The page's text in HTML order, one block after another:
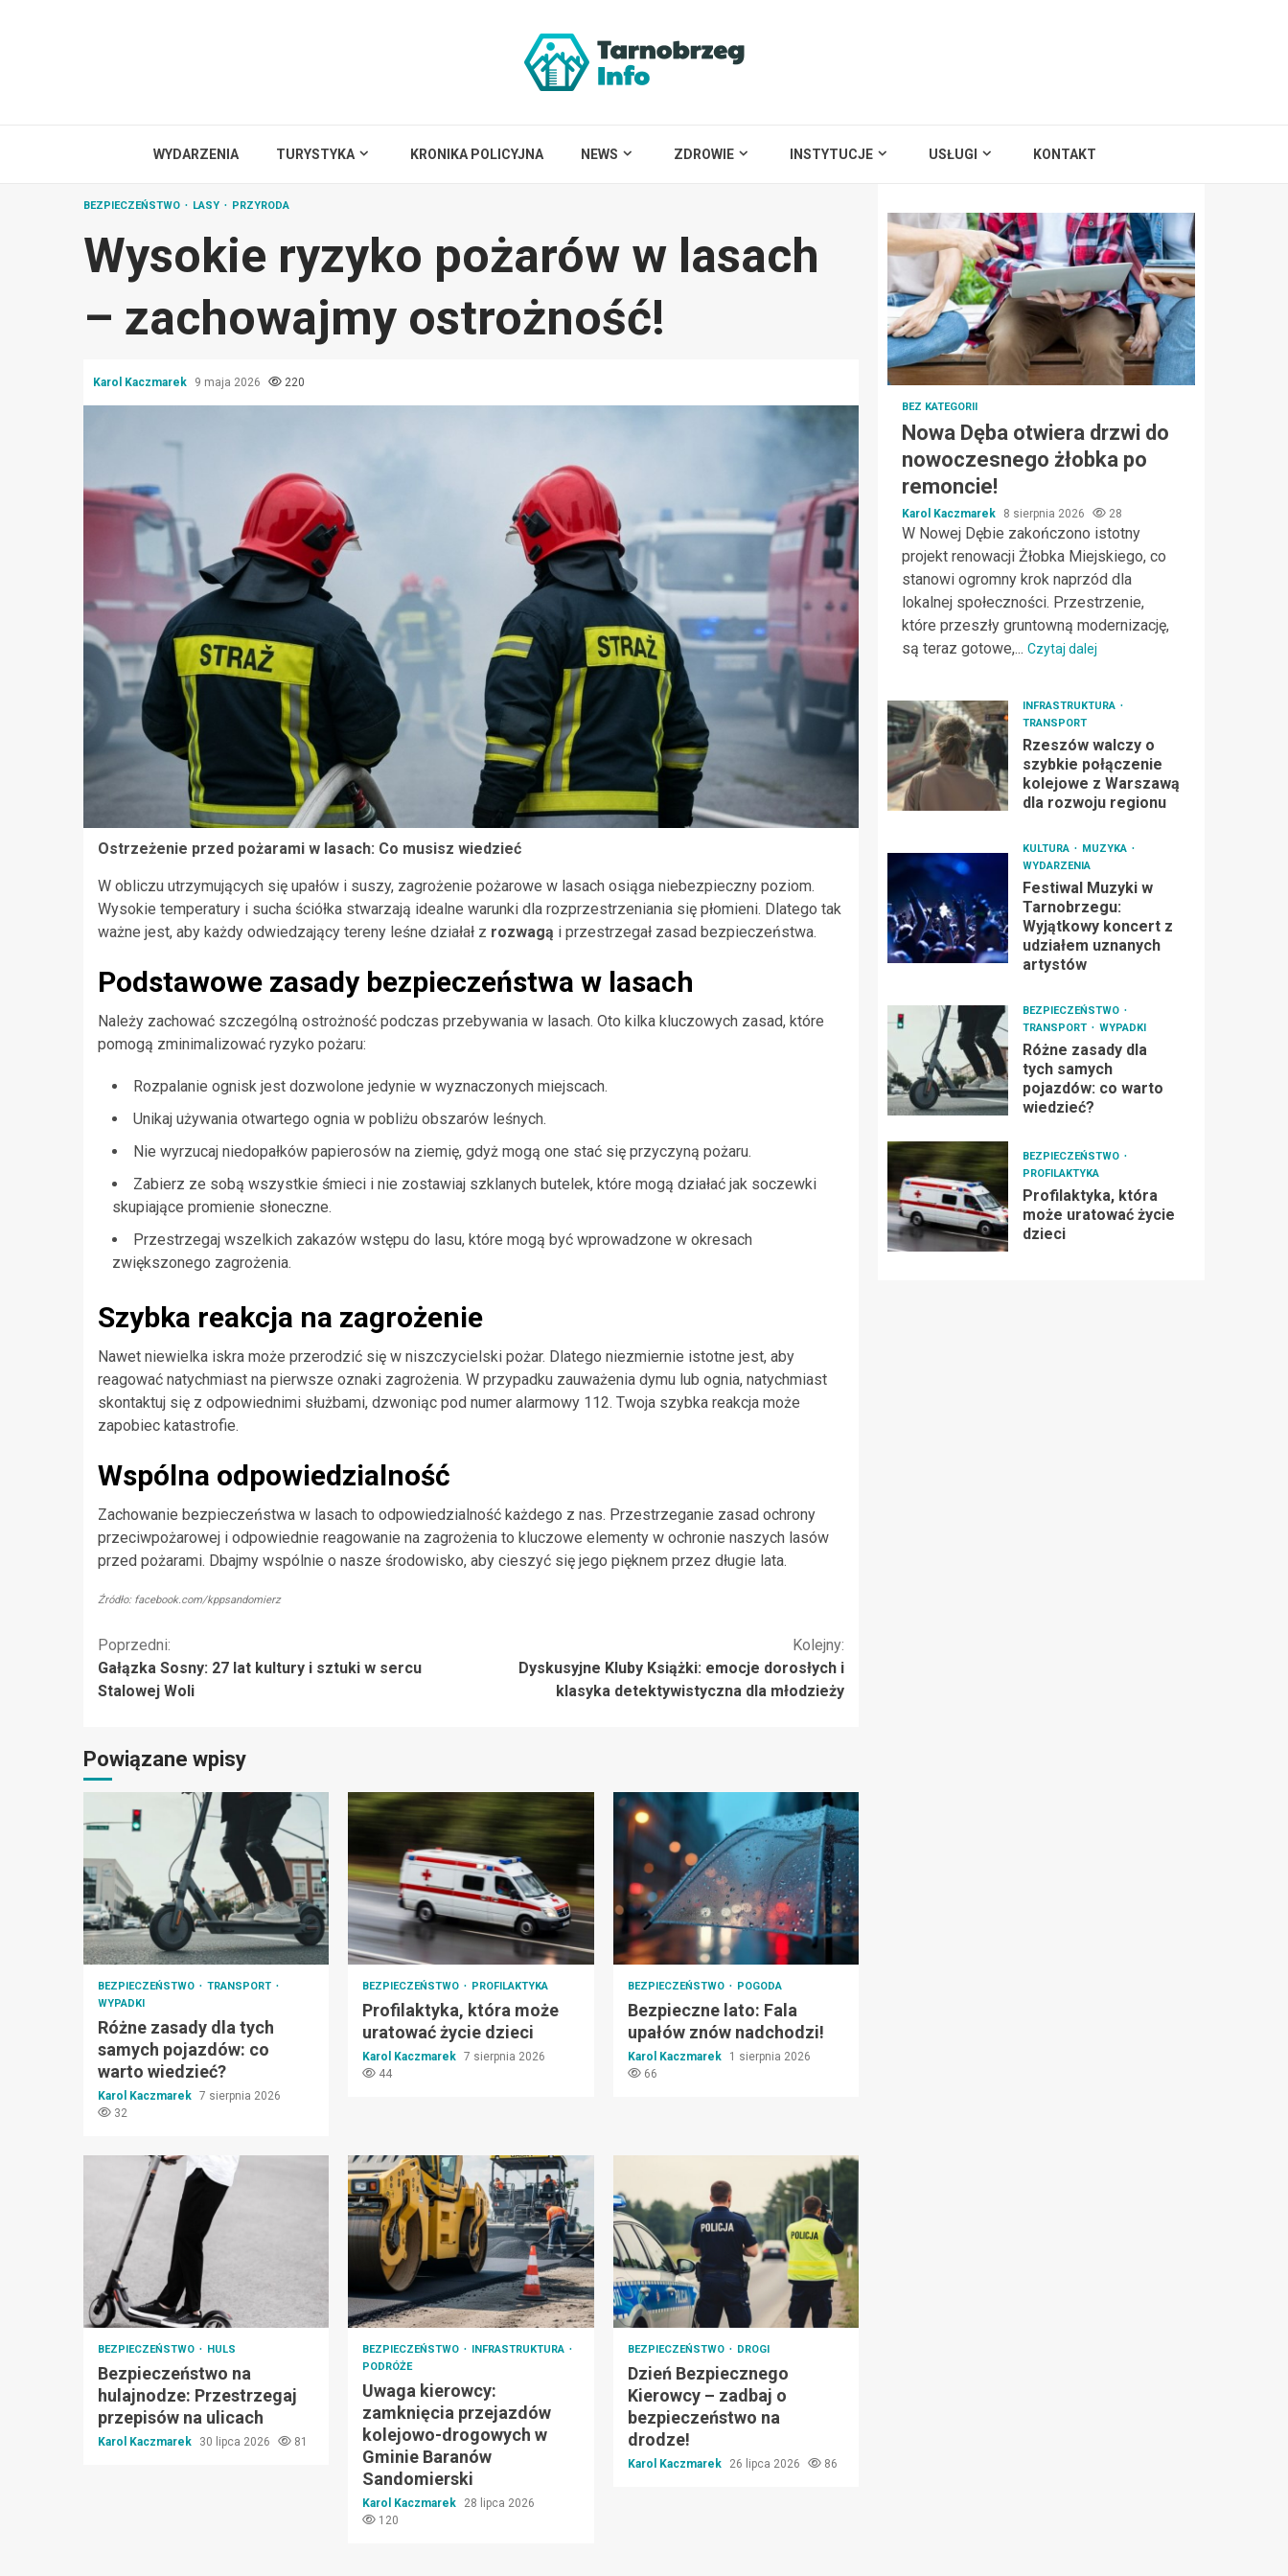
WYDARZENIA TURYSTYKA KRONIKA POLICYJNA NEWS ZDROWIE INSTYTUCJE USŁUGI KONTAKT
BEZPIECZEŃSTWO LASY PRZYRODA
Wysokie ryzyko pożarów w lasach
– zachowajmy ostrożność!
Karol Kaczmarek 9 maja 2026 220
Ostrzeżenie przed pożarami w lasach: Co musisz wiedzieć
W obliczu utrzymujących się upałów i suszy, zagrożenie pożarowe w lasach osiąga niebezpieczny poziom.
Wysokie temperatury i sucha ściółka stwarzają idealne warunki dla rozprzestrzeniania się płomieni. Dlatego tak
ważne jest, aby każdy odwiedzający tereny leśne działał z rozwagą i przestrzegał zasad bezpieczeństwa.
Podstawowe zasady bezpieczeństwa w lasach
Należy zachować szczególną ostrożność podczas przebywania w lasach. Oto kilka kluczowych zasad, które
pomogą zminimalizować ryzyko pożaru:
Rozpalanie ognisk jest dozwolone jedynie w wyznaczonych miejscach.
Unikaj używania otwartego ognia w pobliżu obszarów leśnych.
Nie wyrzucaj niedopałków papierosów na ziemię, gdyż mogą one stać się przyczyną pożaru.
Zabierz ze sobą wszystkie śmieci i nie zostawiaj szklanych butelek, które mogą działać jak soczewki
skupiające promienie słoneczne.
Przestrzegaj wszelkich zakazów wstępu do lasu, które mogą być wprowadzone w okresach
zwiększonego zagrożenia.
Szybka reakcja na zagrożenie
Nawet niewielka iskra może przerodzić się w niszczycielski pożar. Dlatego niezmiernie istotne jest, aby
reagować natychmiast na pierwsze oznaki zagrożenia. W przypadku zauważenia dymu lub ognia, natychmiast
skontaktuj się z odpowiednimi służbami, dzwoniąc pod numer alarmowy 112. Twoja szybka reakcja może
zapobiec katastrofie.
Wspólna odpowiedzialność
Zachowanie bezpieczeństwa w lasach to odpowiedzialność każdego z nas. Przestrzeganie zasad ochrony
przeciwpożarowej i odpowiednie reagowanie na zagrożenia to kluczowe elementy w ochronie naszych lasów
przed pożarami. Dbajmy wspólnie o nasze środowisko, aby cieszyć się jego pięknem przez długie lata.
Źródło: facebook.com/kppsandomierz
Kontynuuj
czytanie
Poprzedni:
Gałązka Sosny: 27 lat kultury i sztuki w sercu
Stalowej Woli
Kolejny:
Dyskusyjne Kluby Książki: emocje dorosłych i
klasyka detektywistyczna dla młodzieży
Powiązane wpisy
BEZPIECZEŃSTWO
TRANSPORT
WYPADKI
Różne zasady dla tych
samych pojazdów: co
warto wiedzieć?
Karol Kaczmarek 7 sierpnia 2026
32
BEZPIECZEŃSTWO PROFILAKTYKA
Profilaktyka, która może
uratować życie dzieci
Karol Kaczmarek 7 sierpnia 2026
44
BEZPIECZEŃSTWO POGODA
Bezpieczne lato: Fala
upałów znów nadchodzi!
Karol Kaczmarek
1 sierpnia 2026
66
BEZPIECZEŃSTWO HULS
Bezpieczeństwo na
hulajnodze: Przestrzegaj
przepisów na ulicach
Karol Kaczmarek 30 lipca 2026 81
BEZPIECZEŃSTWO
INFRASTRUKTURA
PODRÓŻE
Uwaga kierowcy:
zamknięcia przejazdów
kolejowo-drogowych w
Gminie Baranów
Sandomierski
Karol Kaczmarek
28 lipca 2026
120
BEZPIECZEŃSTWO DROGI
Dzień Bezpiecznego
Kierowcy – zadbaj o
bezpieczeństwo na
drodze!
Karol Kaczmarek 26 lipca 2026 86
BEZ KATEGORII
Nowa Dęba otwiera drzwi do
nowoczesnego żłobka po
remoncie!
Karol Kaczmarek 8 sierpnia 2026 28
W Nowej Dębie zakończono istotny
projekt renowacji Żłobka Miejskiego, co
stanowi ogromny krok naprzód dla
lokalnej społeczności. Przestrzenie,
które przeszły gruntowną modernizację,
są teraz gotowe,... Czytaj dalej
INFRASTRUKTURA
TRANSPORT
Rzeszów walczy o
szybkie połączenie
kolejowe z Warszawą
dla rozwoju regionu
KULTURA
MUZYKA
WYDARZENIA
Festiwal Muzyki w
Tarnobrzegu:
Wyjątkowy koncert z
udziałem uznanych
artystów
BEZPIECZEŃSTWO
TRANSPORT
WYPADKI
Różne zasady dla
tych samych
pojazdów: co warto
wiedzieć?
BEZPIECZEŃSTWO
PROFILAKTYKA
Profilaktyka, która
może uratować życie
dzieci